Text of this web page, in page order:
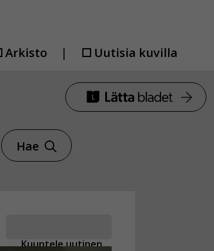
Arkisto Uutisia kuvilla
Hae
Kuuntele uutinen